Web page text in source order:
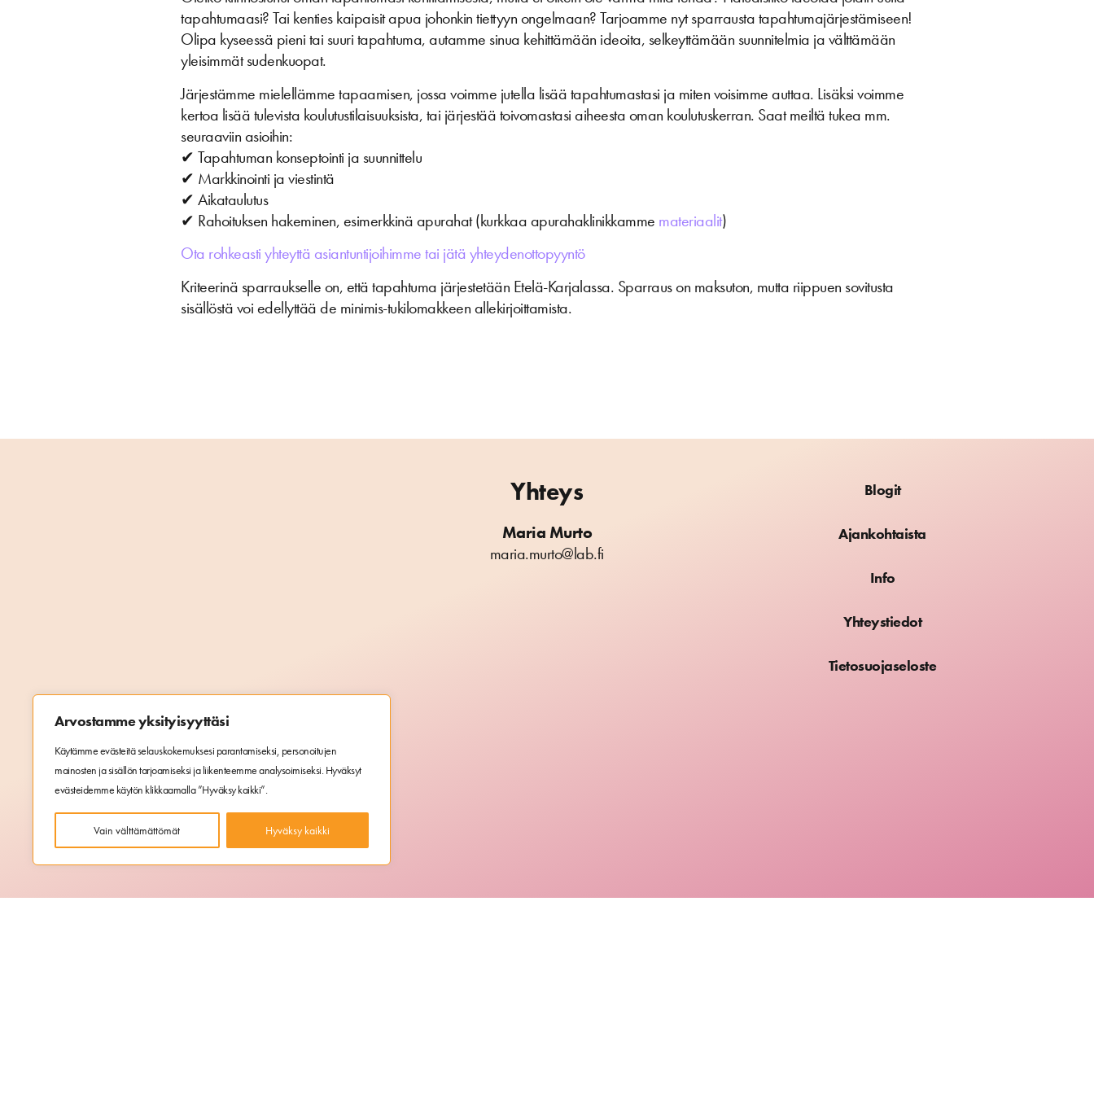
Arvostamme yksityisyyttäsi
Käytämme evästeitä selauskokemuksesi parantamiseksi, personoitujen
mainosten ja sisällön tarjoamiseksi ja liikenteemme analysoimiseksi. Hyväksyt
evästeidemme käytön klikkaamalla ”Hyväksy kaikki”.
Vain välttämättömät Hyväksy kaikki
tapahtumaasi? Tai kenties kaipaisit apua johonkin tiettyyn ongelmaan? Tarjoamme nyt sparrausta tapahtumajärjestämiseen!
Olipa kyseessä pieni tai suuri tapahtuma, autamme sinua kehittämään ideoita, selkeyttämään suunnitelmia ja välttämään
yleisimmät sudenkuopat.
Järjestämme mielellämme tapaamisen, jossa voimme jutella lisää tapahtumastasi ja miten voisimme auttaa. Lisäksi voimme
kertoa lisää tulevista koulutustilaisuuksista, tai järjestää toivomastasi aiheesta oman koulutuskerran. Saat meiltä tukea mm.
seuraaviin asioihin:
✔ Tapahtuman konseptointi ja suunnittelu
✔ Markkinointi ja viestintä
✔ Aikataulutus
✔ Rahoituksen hakeminen, esimerkkinä apurahat (kurkkaa apurahaklinikkamme materiaalit)
Ota rohkeasti yhteyttä asiantuntijoihimme tai jätä yhteydenottopyyntö
Kriteerinä sparraukselle on, että tapahtuma järjestetään Etelä-Karjalassa. Sparraus on maksuton, mutta riippuen sovitusta
sisällöstä voi edellyttää de minimis-tukilomakkeen allekirjoittamista.
Yhteys
Maria Murto
maria.murto@lab.fi
Blogit
Ajankohtaista
Info
Yhteystiedot
Tietosuojaseloste